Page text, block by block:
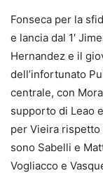
Fonseca per la
e lancia dal 1′
Hernandez e il
dell’infortunato
centrale, con
supporto di Leao
per Vieira
sono Sabelli e
Vogliacco e